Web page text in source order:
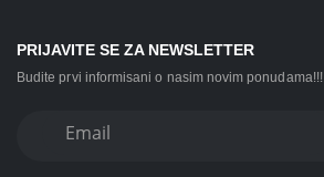
PRIJAVITE SE ZA NEWSLETTER
Budite prvi informisani o nasim novim ponudama!!!